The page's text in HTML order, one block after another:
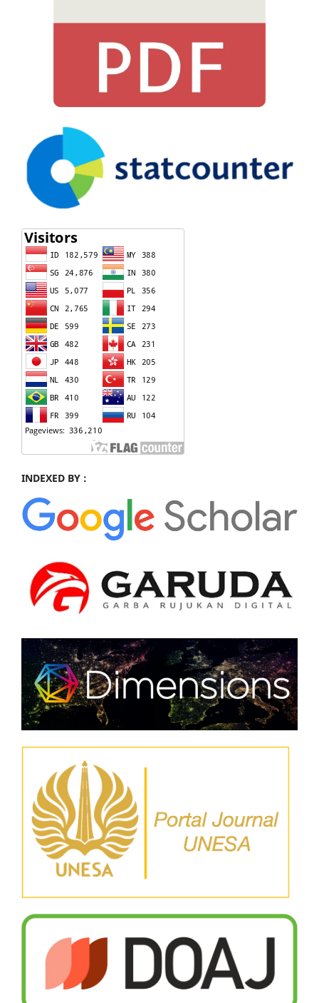
INDEXED BY :